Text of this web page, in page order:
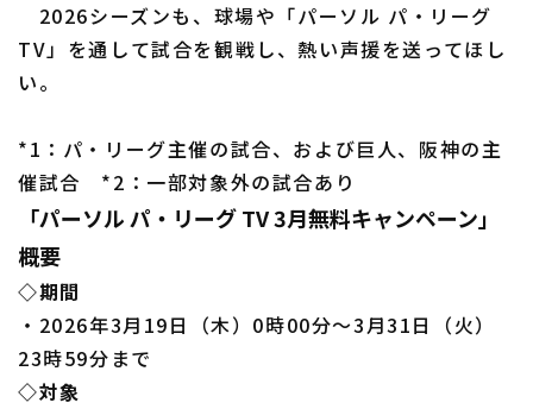
特定商取引法の表示 アルバイト募集（別ウィンドウで開く
2026シーズンも、球場や「パーソル パ・リーグ
TV」を通して試合を観戦し、熱い声援を送ってほし
い。
*1：パ・リーグ主催の試合、および巨人、阪神の主
催試合 *2：一部対象外の試合あり
「パーソル パ・リーグ TV 3月無料キャンペーン」
概要
◇期間
・2026年3月19日（木）0時00分〜3月31日（火）
23時59分まで
◇対象